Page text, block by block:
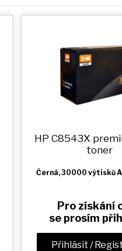
HP C8543X
toner
Černá, 30000 výtisků
Pro získání
se prosím
Přihlásit /